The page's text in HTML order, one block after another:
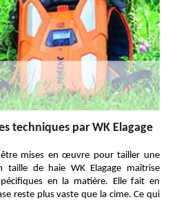
techniques par WK Elagage
mises en œuvre pour tailler une
taille de haie WK Elagage maîtrise
en la matière. Elle fait en
reste plus vaste que la cime. Ce qui